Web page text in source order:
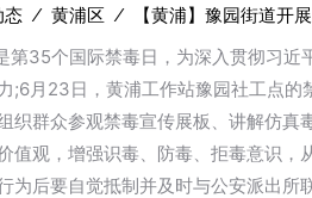
态 ⁄ 黄浦区 ⁄
【黄浦】豫园街道开
第35个国际禁毒日，为深入贯彻习近
;6月23日，黄浦工作站豫园社工点的
织群众参观禁毒宣传展板、讲解仿
值观，增强识毒、防毒、拒毒意识
为后要自觉抵制并及时与公安派出所